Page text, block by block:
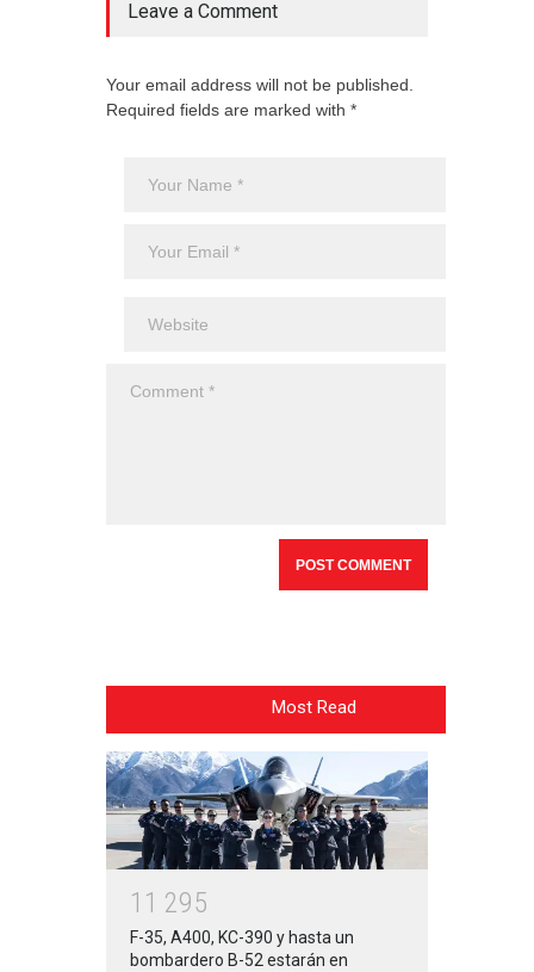
Leave a Comment
Your email address will not be published.
Required fields are marked with *
Most Read
1 1 295
F-35, A400, KC-390 y hasta un
bombardero B-52 estarán en